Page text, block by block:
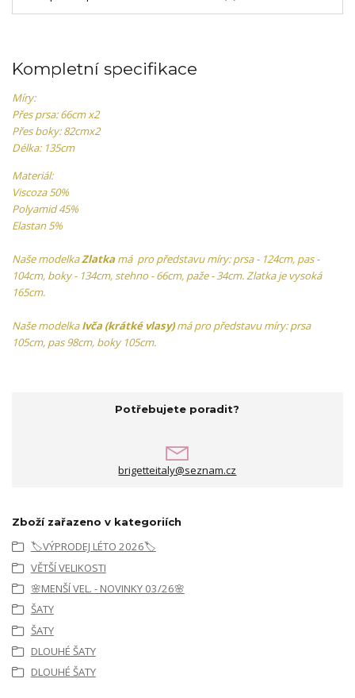
Kompletní specifikace
Míry:
Přes prsa: 66cm x2
Přes boky: 82cmx2
Délka: 135cm
Materiál:
Viscoza 50%
Polyamid 45%
Elastan 5%
Naše modelkaZlatkamá pro představu míry: prsa - 124cm, pas -
104cm, boky - 134cm, stehno - 66cm, paže - 34cm. Zlatka je vysoká
165cm.
Naše modelkaIvča (krátké vlasy)má pro představu míry: prsa
105cm, pas 98cm, boky 105cm.
Potřebujete poradit?
brigetteitaly@seznam.cz
Zboží zařazeno v kategoriích
🏷️VÝPRODEJ LÉTO 2026🏷️
VĚTŠÍ VELIKOSTI
🌸MENŠÍ VEL. - NOVINKY 03/26🌸
ŠATY
ŠATY
DLOUHÉ ŠATY
DLOUHÉ ŠATY